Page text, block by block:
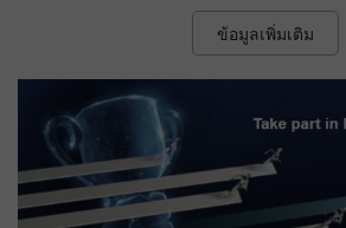
ข้อมูลเพิ่มเติม